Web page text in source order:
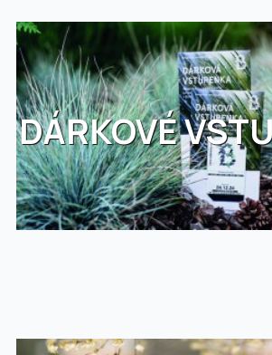
DÁRKOVÉ